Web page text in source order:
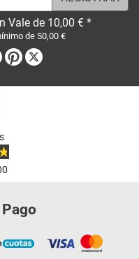
Vale de 10,00 € *
de 50,00 €
LinkedinPinterest